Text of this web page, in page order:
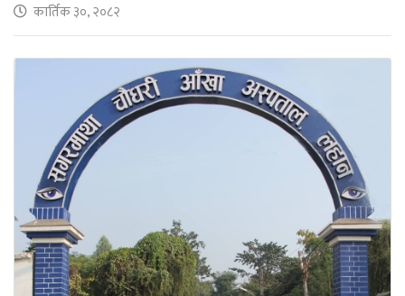
कार्तिक ३०, २०८२